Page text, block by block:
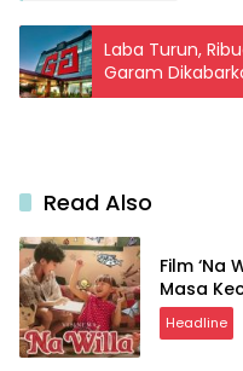
Laba Turun,
Garam
Read Also
Film ‘Na
Masa
Headline